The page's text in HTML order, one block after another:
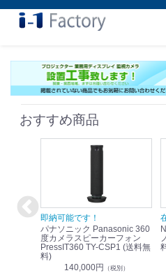
おすすめ商品
即納可能です！
パナソニック Panasonic 360
度カメラスピーカーフォン
PressIT360 TY-CSP1 (送料無
料)
140,000円 （税別）